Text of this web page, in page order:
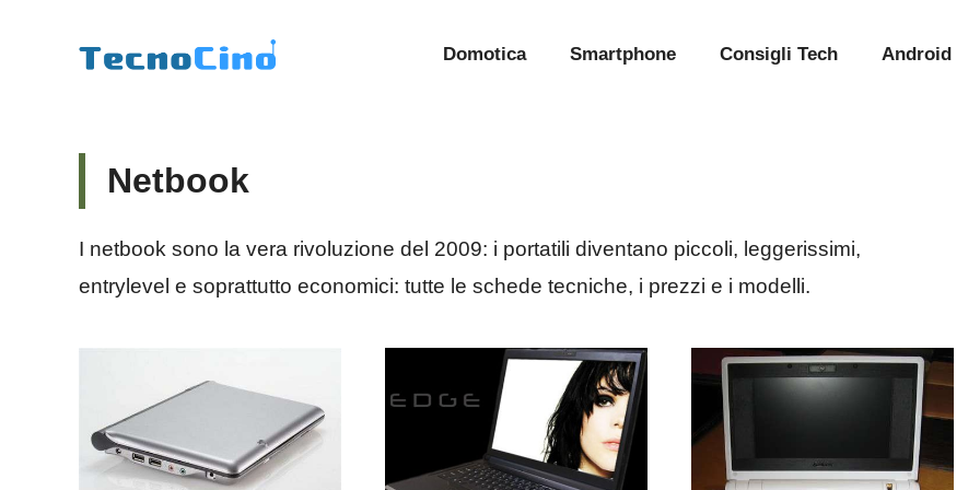
Domotica Smartphone Consigli Tech Android
Netbook
I netbook sono la vera rivoluzione del 2009: i portatili diventano piccoli, leggerissimi,
entrylevel e soprattutto economici: tutte le schede tecniche, i prezzi e i modelli.